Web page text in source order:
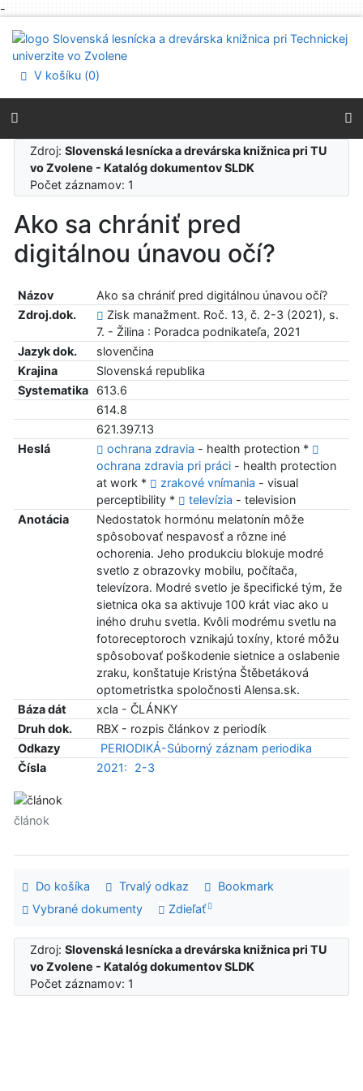
-
Prejsť na menu
Prehlásenie o webovej prístupnosti
V košíku (0)
Zdroj:Slovenská lesnícka a drevárska knižnica pri TU
vo Zvolene - Katalóg dokumentov SLDK
Počet záznamov: 1
Ako sa chrániť pred
digitálnou únavou očí?
Názov
Ako sa chrániť pred digitálnou únavou očí?
Zdroj.dok.
Zisk manažment. Roč. 13, č. 2-3 (2021), s.
7. - Žilina : Poradca podnikateľa, 2021
Jazyk dok.
slovenčina
Krajina
Slovenská republika
Systematika
613.6
614.8
621.397.13
Heslá
ochrana zdravia - health protection *
ochrana zdravia pri práci- health protection
at work *
zrakové vnímania - visual
perceptibility *
televízia - television
Anotácia
Nedostatok hormónu melatonín môže
spôsobovať nespavosť a rôzne iné
ochorenia. Jeho produkciu blokuje modré
svetlo z obrazovky mobilu, počítača,
televízora. Modré svetlo je špecifické tým, že
sietnica oka sa aktivuje 100 krát viac ako u
iného druhu svetla. Kvôli modrému svetlu na
fotoreceptoroch vznikajú toxíny, ktoré môžu
spôsobovať poškodenie sietnice a oslabenie
zraku, konštatuje Kristýna Štěbetáková
optometristka spoločnosti Alensa.sk.
Báza dát
xcla - ČLÁNKY
Druh dok.
RBX - rozpis článkov z periodík
Odkazy
PERIODIKÁ-Súborný záznam periodika
Čísla
2021: 2-3
článok
Do košíka Trvalý odkaz
Bookmark
Vybrané dokumenty
Zdieľať
Zdroj:Slovenská lesnícka a drevárska knižnica pri TU
vo Zvolene - Katalóg dokumentov SLDK
Počet záznamov: 1